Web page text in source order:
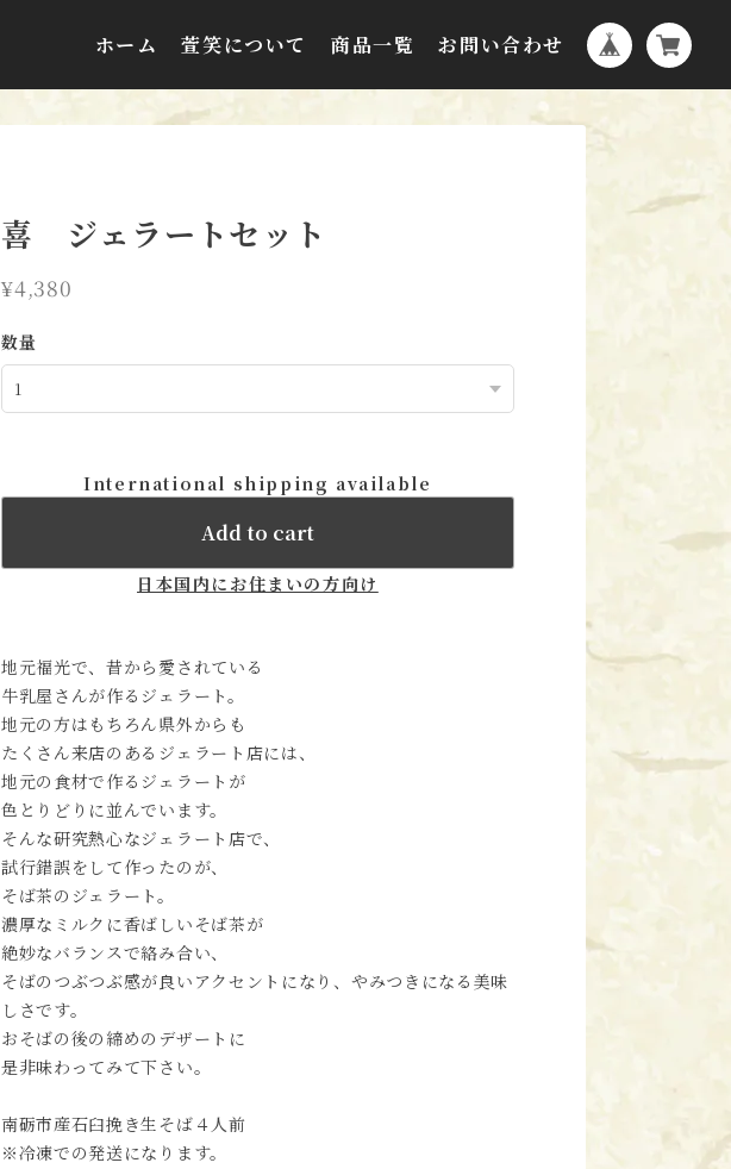
ホーム 萱笑について 商品一覧 お問い合わせ
喜 ジェラートセット
¥4,380
数量
International shipping available
Add to cart
日本国内にお住まいの方向け
地元福光で、昔から愛されている
牛乳屋さんが作るジェラート。
地元の方はもちろん県外からも
たくさん来店のあるジェラート店には、
地元の食材で作るジェラートが
色とりどりに並んでいます。
そんな研究熱心なジェラート店で、
試行錯誤をして作ったのが、
そば茶のジェラート。
濃厚なミルクに香ばしいそば茶が
絶妙なバランスで絡み合い、
そばのつぶつぶ感が良いアクセントになり、やみつきになる美味
しさです。
おそばの後の締めのデザートに
是非味わってみて下さい。
南砺市産石臼挽き生そば４人前
※冷凍での発送になります。